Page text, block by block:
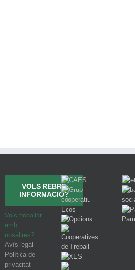
VOLS REBRE
INFORMACIÓ?
Vols treballar
amb
nosaltres?
Avís legal
Política de
privacitat